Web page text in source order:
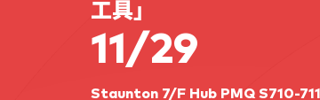
工具」
11/29
Staunton 7/F Hub PMQ S710-711